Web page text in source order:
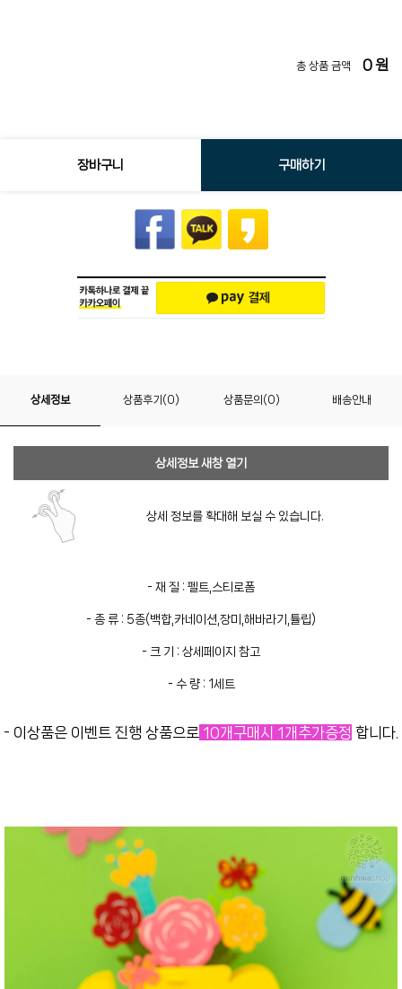
총 상품 금액 0원
장바구니 구매하기
상세정보 상품후기(0) 상품문의(0) 배송안내
상세정보 새창 열기
상세 정보를 확대해 보실 수 있습니다.
- 재 질 : 펠트,스티로폼
- 종 류 : 5종(백합,카네이션,장미,해바라기,튤립)
- 크 기 : 상세페이지 참고
- 수 량 : 1세트
- 이상품은 이벤트 진행 상품으로 10개구매시 1개추가증정 합니다.